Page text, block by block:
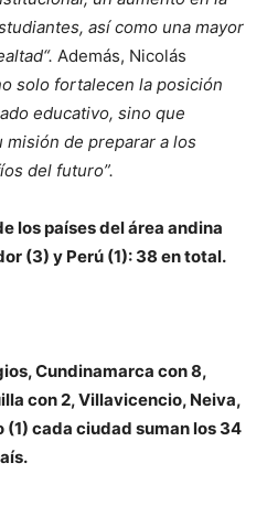
así como una mayor
Además, Nicolás
solo fortalecen la posición
educativo, sino que
de preparar a los
del futuro”.
los países del área andina
(3) y Perú (1): 38 en total.
Cundinamarca con 8,
con 2, Villavicencio, Neiva,
(1) cada ciudad suman los 34